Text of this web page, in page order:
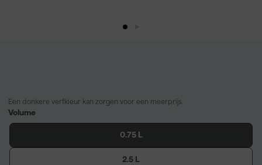
Een donkere verfkleur kan zorgen voor een meerprijs.
Volume
0.75 L
2.5 L